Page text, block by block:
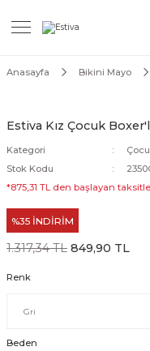
Anasayfa Bikini Mayo
Estiva Kız Çocuk
Kategori
Stok Kodu
*875,31 TL den başlayan
%35 İNDİRİM
1.317,34 TL 849,90 TL
Renk
Beden